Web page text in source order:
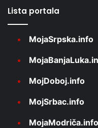
Lista portala
MojaSrpska.info
MojDoboj.info
MojSrbac.info
MojaModriča.info